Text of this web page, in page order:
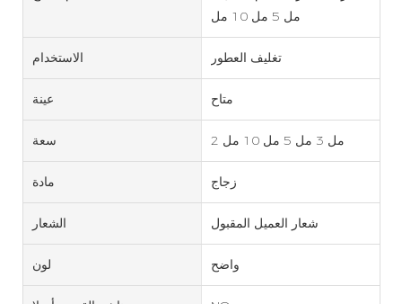
مل 5 مل 10 مل
الاستخدام تغليف العطور
عينة متاح
سعة 2 مل 3 مل 5 مل 10 مل
مادة زجاج
الشعار شعار العميل المقبول
لون واضح